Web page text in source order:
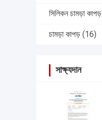
সিলিকন চামড়া কাপড়
চামড়া কাপড় (16)
সাক্ষ্যদান